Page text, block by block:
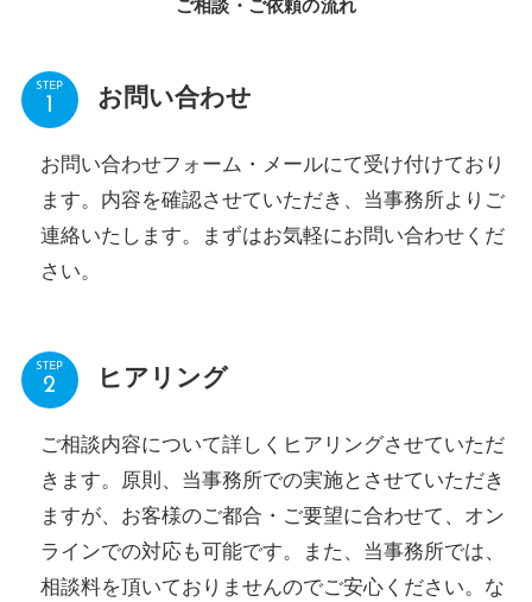
ご相談・ご依頼の流れ
STEP お問い合わせ
お問い合わせフォーム・メールにて受け付けており
ます。内容を確認させていただき、当事務所よりご
連絡いたします。まずはお気軽にお問い合わせくだ
さい。
STEP ヒアリング
ご相談内容について詳しくヒアリングさせていただ
きます。原則、当事務所での実施とさせていただき
ますが、お客様のご都合・ご要望に合わせて、オン
ラインでの対応も可能です。また、当事務所では、
相談料を頂いておりませんのでご安心ください。な